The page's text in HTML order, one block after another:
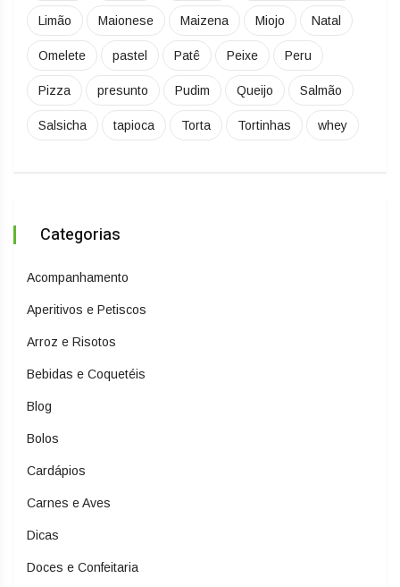
Limão Maionese Maizena Miojo Natal
Omelete pastel Patê Peixe Peru
Pizza presunto Pudim Queijo Salmão
Salsicha tapioca Torta Tortinhas whey
Categorias
Acompanhamento
Aperitivos e Petiscos
Arroz e Risotos
Bebidas e Coquetéis
Blog
Bolos
Cardápios
Carnes e Aves
Dicas
Doces e Confeitaria